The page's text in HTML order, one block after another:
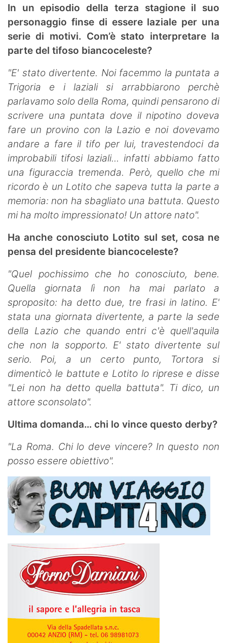
In un episodio della terza stagione il suo
personaggio finse di essere laziale per una
serie di motivi. Com’è stato interpretare la
parte del tifoso biancoceleste?
"E' stato divertente. Noi facemmo la puntata a
Trigoria e i laziali si arrabbiarono perchè
parlavamo solo della Roma, quindi pensarono di
scrivere una puntata dove il nipotino doveva
fare un provino con la Lazio e noi dovevamo
andare a fare il tifo per lui, travestendoci da
improbabili tifosi laziali... infatti abbiamo fatto
una figuraccia tremenda. Però, quello che mi
ricordo è un Lotito che sapeva tutta la parte a
memoria: non ha sbagliato una battuta. Questo
mi ha molto impressionato! Un attore nato".
Ha anche conosciuto Lotito sul set, cosa ne
pensa del presidente biancoceleste?
"Quel pochissimo che ho conosciuto, bene.
Quella giornata lì non ha mai parlato a
sproposito: ha detto due, tre frasi in latino. E'
stata una giornata divertente, a parte la sede
della Lazio che quando entri c'è quell'aquila
che non la sopporto. E' stato divertente sul
serio. Poi, a un certo punto, Tortora si
dimenticò le battute e Lotito lo riprese e disse
"Lei non ha detto quella battuta". Ti dico, un
attore sconsolato".
Ultima domanda… chi lo vince questo derby?
"La Roma. Chi lo deve vincere? In questo non
posso essere obiettivo".